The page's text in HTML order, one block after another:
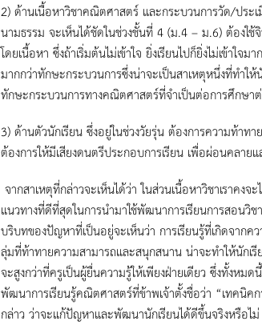
2) ด้านเนื้อหาวิชาคณิตศาสตร์ และกระบวนการวัด/ประ
นามธรรม จะเห็นได้ชัดในช่วงชั้นที่ 4 (ม.4 – ม.6) ต้องใ
โดยเนื้อหา ซึ่งถ้าเริ่มต้นไม่เข้าใจ ยิ่งเรียนไปก็ยิ่งไม่เข้า
มากกว่าทักษะกระบวนการซึ่งน่าจะเป็นสาเหตุหนึ่งที่ทำใ
ทักษะกระบวนการทางคณิตศาสตร์ที่จำเป็นต่อการศึกษ
3) ด้านตัวนักเรียน ซึ่งอยู่ในช่วงวัยรุ่น ต้องการความท้า
ต้องการให้มีเสียงดนตรีประกอบการเรียน เพื่อผ่อนคลาย
จากสาเหตุที่กล่าวจะเห็นได้ว่า ในส่วนเนื้อหาวิชาเราคง
แนวทางที่ดีที่สุดในการนำมาใช้พัฒนาการเรียนการสอนวิ
บริบทของปัญหาที่เป็นอยู่จะเห็นว่า การเรียนรู้ที่เกิดจากค
ลุ่มที่ท้าทายความสามารถและสนุกสนาน น่าจะทำให้นัก
จะสูงกว่าที่ครูเป็นผู้ยื่นความรู้ให้เพียงฝ่ายเดียว ซึ่งทั้ง
พัฒนาการเรียนรู้คณิตศาสตร์ที่ข้าพเจ้าตั้งชื่อว่า “เทคนิค
กล่าว ว่าจะแก้ปัญหาและพัฒนานักเรียนได้ดีขึ้นจริงหรือไม่